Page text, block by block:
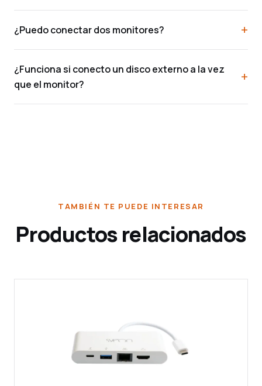
¿Puedo conectar dos monitores?
¿Funciona si conecto un disco externo a la vez
que el monitor?
TAMBIÉN TE PUEDE INTERESAR
Productos relacionados